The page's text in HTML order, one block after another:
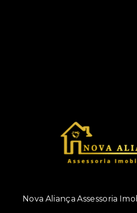
Nova Aliança Assessoria